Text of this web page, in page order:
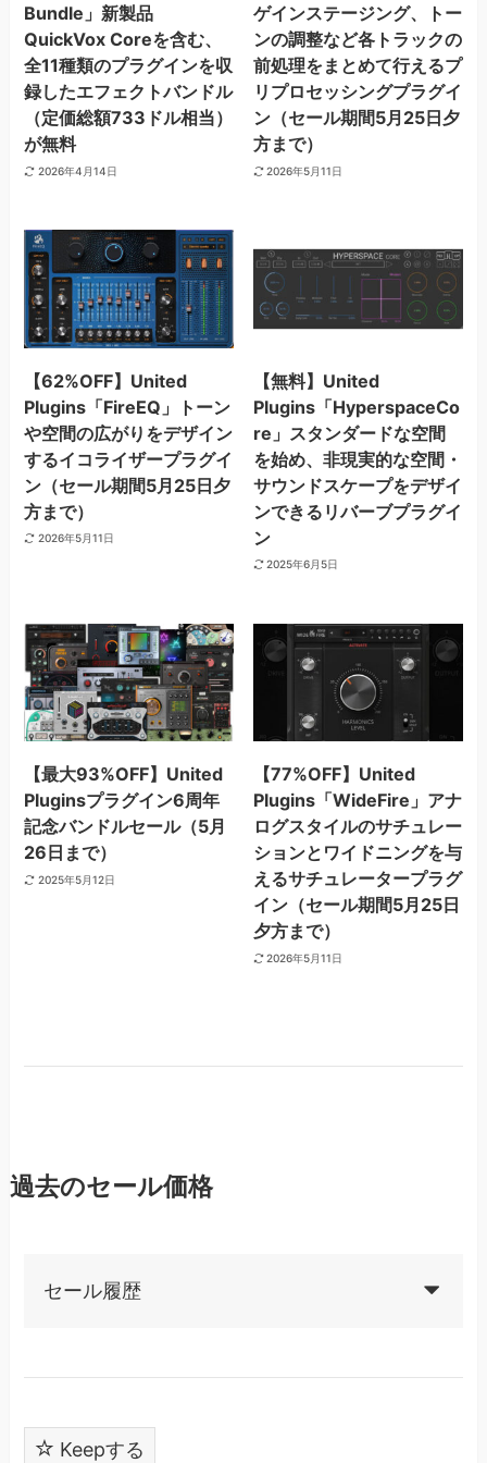
Bundle」新製品
QuickVox Coreを含む、
全11種類のプラグインを収
録したエフェクトバンドル
（定価総額733ドル相当）
が無料
2026年4月14日
ゲインステージング、トー
ンの調整など各トラックの
前処理をまとめて行えるプ
リプロセッシングプラグイ
ン（セール期間5月25日夕
方まで）
2026年5月11日
【62%OFF】United
Plugins「FireEQ」トーン
や空間の広がりをデザイン
するイコライザープラグイ
ン（セール期間5月25日夕
方まで）
2026年5月11日
【無料】United
Plugins「HyperspaceCo
re」スタンダードな空間
を始め、非現実的な空間・
サウンドスケープをデザイ
ンできるリバーブプラグイ
ン
2025年6月5日
【最大93%OFF】United
Pluginsプラグイン6周年
記念バンドルセール（5月
26日まで）
2025年5月12日
【77%OFF】United
Plugins「WideFire」アナ
ログスタイルのサチュレー
ションとワイドニングを与
えるサチュレータープラグ
イン（セール期間5月25日
夕方まで）
2026年5月11日
過去のセール価格
セール履歴
Keepする